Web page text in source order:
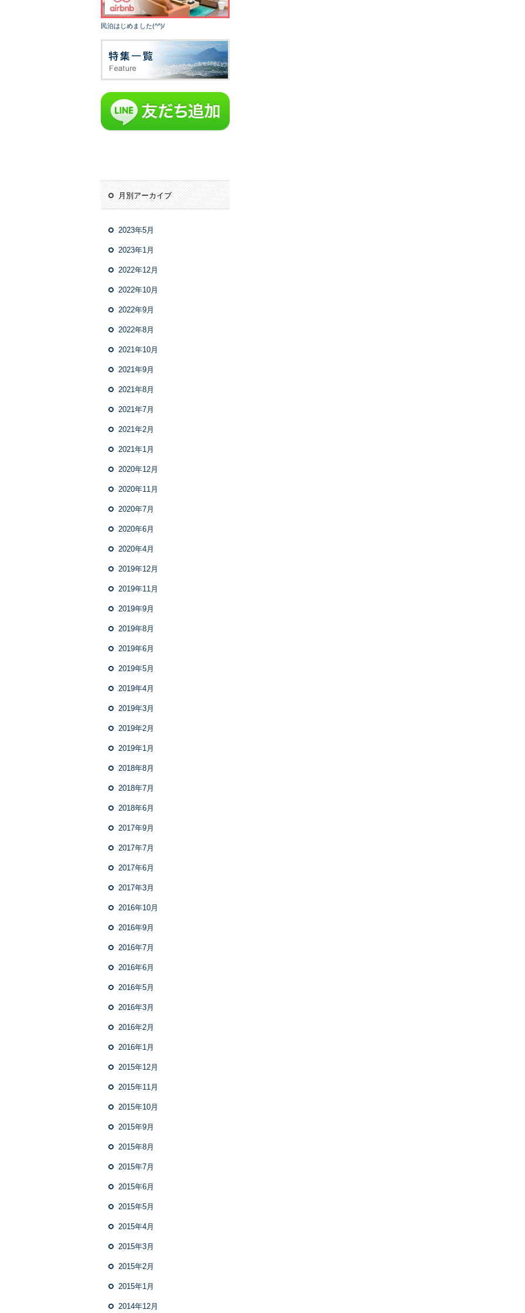
民泊はじめました(^^)/
月別アーカイブ
2023年5月
2023年1月
2022年12月
2022年10月
2022年9月
2022年8月
2021年10月
2021年9月
2021年8月
2021年7月
2021年2月
2021年1月
2020年12月
2020年11月
2020年7月
2020年6月
2020年4月
2019年12月
2019年11月
2019年9月
2019年8月
2019年6月
2019年5月
2019年4月
2019年3月
2019年2月
2019年1月
2018年8月
2018年7月
2018年6月
2017年9月
2017年7月
2017年6月
2017年3月
2016年10月
2016年9月
2016年7月
2016年6月
2016年5月
2016年3月
2016年2月
2016年1月
2015年12月
2015年11月
2015年10月
2015年9月
2015年8月
2015年7月
2015年6月
2015年5月
2015年4月
2015年3月
2015年2月
2015年1月
2014年12月